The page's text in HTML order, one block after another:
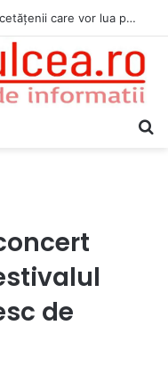
Jandarmii tulceni vor fi alături de cetățenii care vor lua parte la Festivalul Folk Țestos
de